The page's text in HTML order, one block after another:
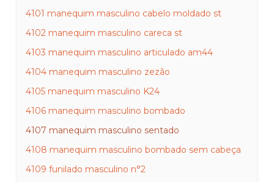
4101 manequim masculino cabelo moldado st
4102 manequim masculino careca st
4103 manequim masculino articulado am44
4104 manequim masculino zezão
4105 manequim masculino K24
4106 manequim masculino bombado
4107 manequim masculino sentado
4108 manequim masculino bombado sem cabeça
4109 funilado masculino n°2